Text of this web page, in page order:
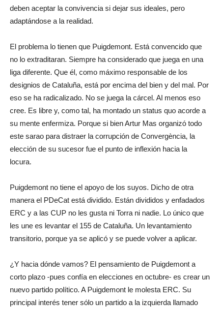
deben aceptar la convivencia si dejar sus ideales, pero
adaptándose a la realidad.
El problema lo tienen que Puigdemont. Está convencido que
no lo extraditaran. Siempre ha considerado que juega en una
liga diferente. Que él, como máximo responsable de los
designios de Cataluña, está por encima del bien y del mal. Por
eso se ha radicalizado. No se juega la cárcel. Al menos eso
cree. Es libre y, como tal, ha montado un status quo acorde a
su mente enfermiza. Porque si bien Artur Mas organizó todo
este sarao para distraer la corrupción de Convergència, la
elección de su sucesor fue el punto de inflexión hacia la
locura.
Puigdemont no tiene el apoyo de los suyos. Dicho de otra
manera el PDeCat está dividido. Están divididos y enfadados
ERC y a las CUP no les gusta ni Torra ni nadie. Lo único que
les une es levantar el 155 de Cataluña. Un levantamiento
transitorio, porque ya se aplicó y se puede volver a aplicar.
¿Y hacia dónde vamos? El pensamiento de Puigdemont a
corto plazo -pues confía en elecciones en octubre- es crear un
nuevo partido político. A Puigdemont le molesta ERC. Su
principal interés tener sólo un partido a la izquierda llamado